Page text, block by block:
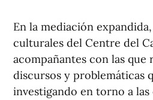
En la mediación
culturales del Centre del
acompañantes con las
discursos y problemáticas
investigando en torno a las